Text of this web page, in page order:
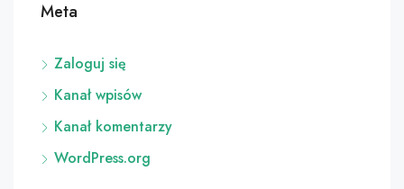
Meta
Zaloguj się
Kanał wpisów
Kanał komentarzy
WordPress.org